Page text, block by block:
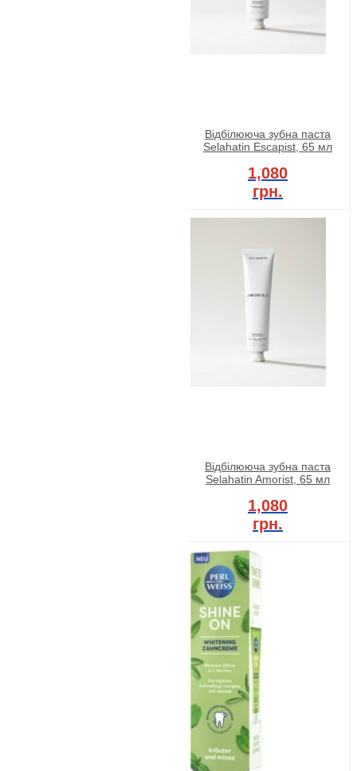
Відбілююча зубна паста
Selahatin Escapist, 65 мл
1,080
грн.
Відбілююча зубна паста
Selahatin Amorist, 65 мл
1,080
грн.